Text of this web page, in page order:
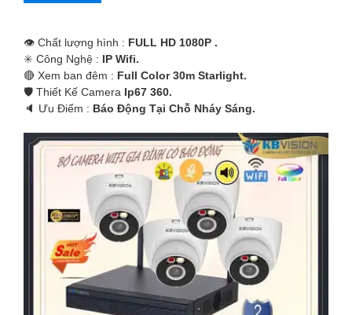
👁 Chất lượng hình : FULL HD 1080P .
✳️ Công Nghệ : IP Wifi.
🔴 Xem ban đêm : Full Color 30m Starlight.
🛡 Thiết Kế Camera Ip67 360.
️🔈 Ưu Điểm : Báo Động Tại Chỗ Nháy Sáng.